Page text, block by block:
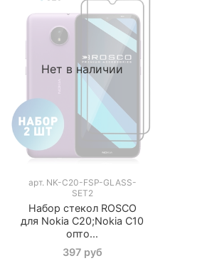
Нет в наличии
арт. NK-C20-FSP-GLASS-
SET2
Набор стекол ROSCO
для Nokia C20;Nokia C10
опто...
397 руб